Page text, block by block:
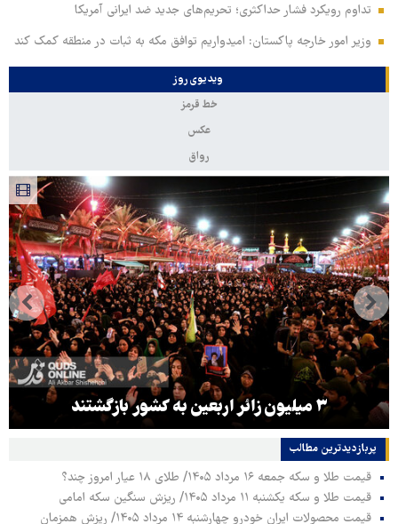
تداوم رویکرد فشار حداکثری؛ تحریم‌های جدید ضد ایرانی آمریکا
وزیر امور خارجه پاکستان: امیدواریم توافق مکه به ثبات در منطقه کمک کند
ویدیوی روز
خط قرمز
عکس
رواق
۳ میلیون زائر اربعین به کشور بازگشتند
پربازدیدترین‌ مطالب
قیمت طلا و سکه جمعه ۱۶ مرداد ۱۴۰۵/ طلای ۱۸ عیار امروز چند؟
قیمت طلا و سکه یکشنبه ۱۱ مرداد ۱۴۰۵/ ریزش سنگین سکه امامی
قیمت محصولات ایران خودرو چهارشنبه ۱۴ مرداد ۱۴۰۵/ ریزش همزمان